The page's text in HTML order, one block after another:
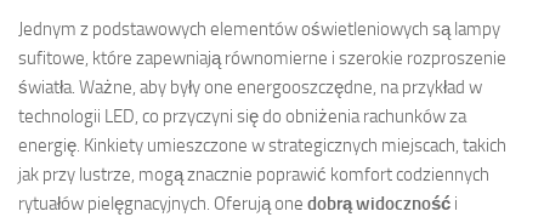
Jednym z podstawowych elementów oświetleniowych są lampy
sufitowe, które zapewniają równomierne i szerokie rozproszenie
światła. Ważne, aby były one energooszczędne, na przykład w
technologii LED, co przyczyni się do obniżenia rachunków za
energię. Kinkiety umieszczone w strategicznych miejscach, takich
jak przy lustrze, mogą znacznie poprawić komfort codziennych
rytuałów pielęgnacyjnych. Oferują one dobrą widoczność i